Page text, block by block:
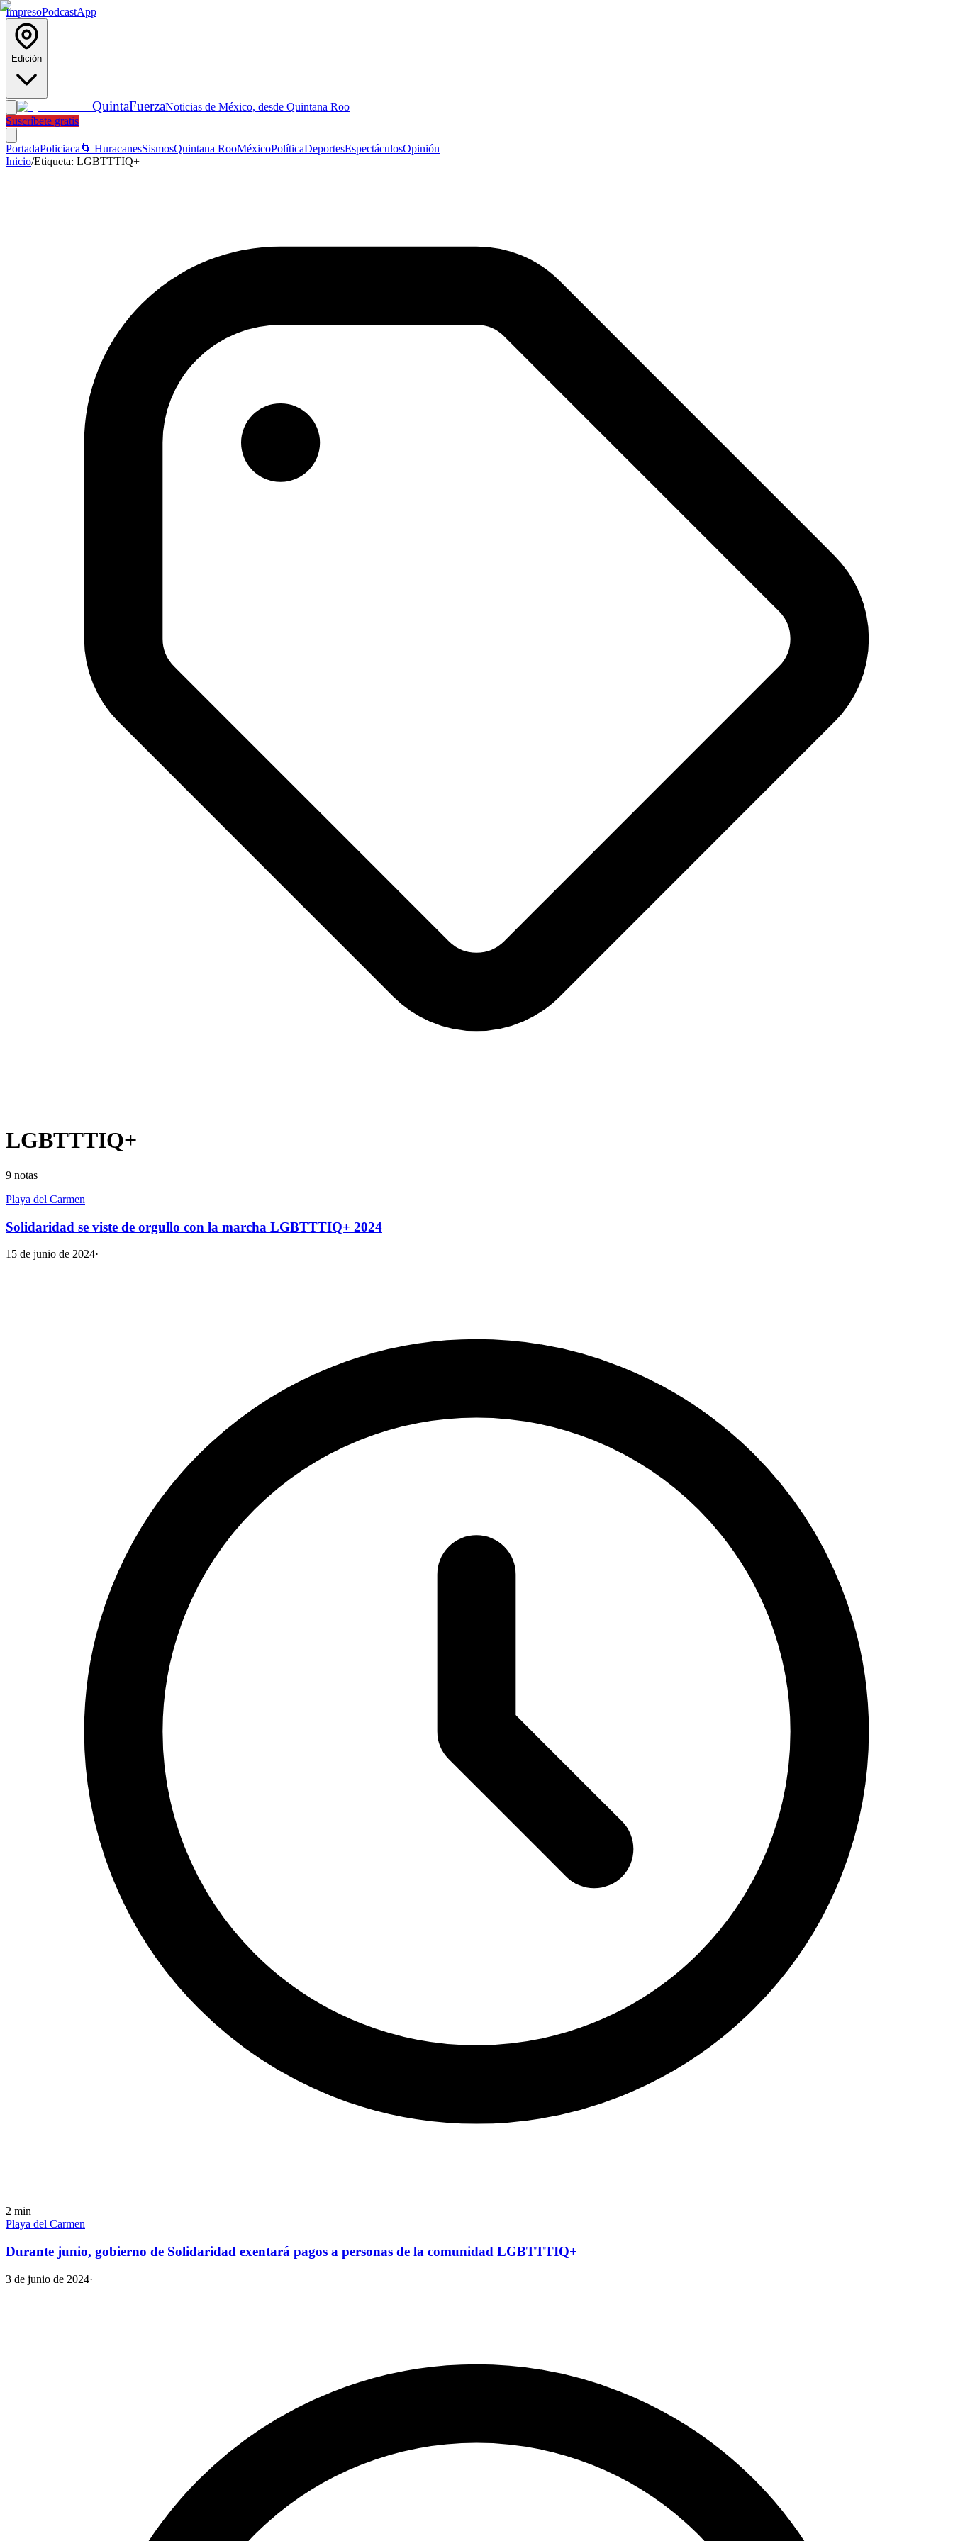
ImpresoPodcastApp
Edición
QuintaFuerzaNoticias de México, desde Quintana Roo
Suscríbete gratis
PortadaPoliciaca 🌀 HuracanesSismosQuintana RooMéxicoPolíticaDeportesEspectáculosOpinión
Inicio/Etiqueta: LGBTTTIQ+
LGBTTTIQ+
9 notas
Playa del Carmen
Solidaridad se viste de orgullo con la marcha LGBTTTIQ+ 2024
15 de junio de 2024·
2 min
Playa del Carmen
Durante junio, gobierno de Solidaridad exentará pagos a personas de la comunidad LGBTTTIQ+
3 de junio de 2024·